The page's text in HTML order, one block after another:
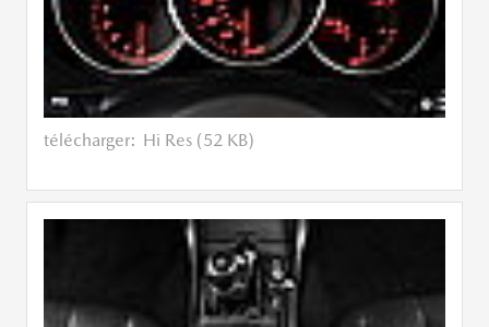
télécharger: Hi Res (52 KB)